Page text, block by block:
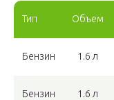
Тип Объем
Бензин 1.6 л
Бензин 1.6 л